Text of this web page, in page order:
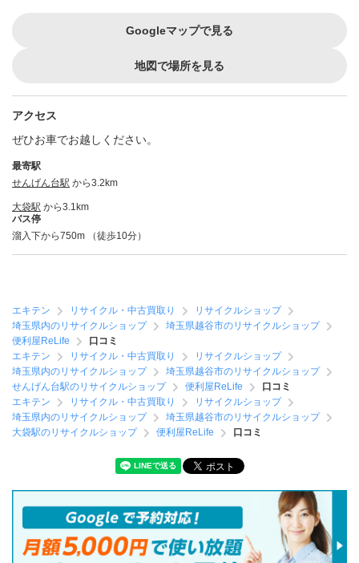
Googleマップで見る
地図で場所を見る
アクセス
ぜひお車でお越しください。
最寄駅
せんげん台駅 から3.2km
大袋駅 から3.1km
バス停
溜入下から750m （徒歩10分）
エキテン リサイクル・中古買取り
リサイクルショップ
埼玉県内のリサイクルショップ
埼玉県越谷市のリサイクルショップ
便利屋ReLife
口コミ
エキテン
リサイクル・中古買取り
リサイクルショップ
埼玉県内のリサイクルショップ
埼玉県越谷市のリサイクルショップ
せんげん台駅のリサイクルショップ
便利屋ReLife
口コミ
エキテン
リサイクル・中古買取り
リサイクルショップ
埼玉県内のリサイクルショップ
埼玉県越谷市のリサイクルショップ
大袋駅のリサイクルショップ
便利屋ReLife 口コミ